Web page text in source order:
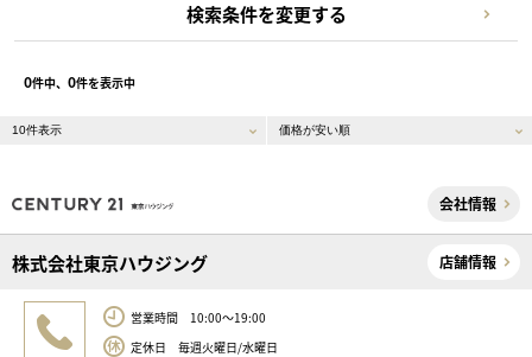
検索条件を変更する
0件中、 0件を表示中
会社情報
株式会社東京ハウジング 店舗情報
営業時間 10:00～19:00
定休日 毎週火曜日/水曜日